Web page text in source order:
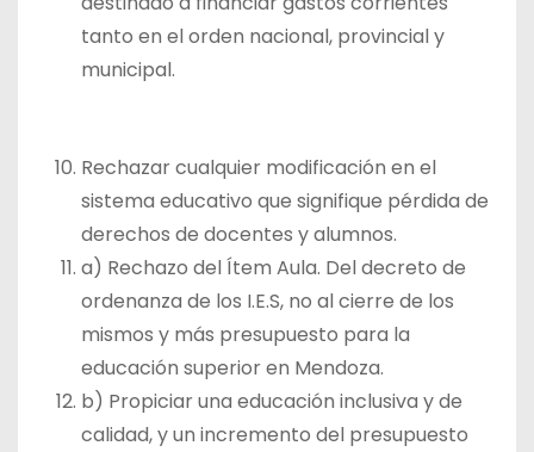
tanto en el orden nacional, provincial y
municipal.
Rechazar cualquier modificación en el
sistema educativo que signifique pérdida de
derechos de docentes y alumnos.
a) Rechazo del Ítem Aula. Del decreto de
ordenanza de los I.E.S, no al cierre de los
mismos y más presupuesto para la
educación superior en Mendoza.
b) Propiciar una educación inclusiva y de
calidad, y un incremento del presupuesto